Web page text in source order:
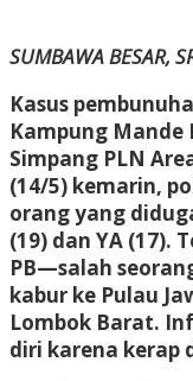
SUMBAWA BESAR,
Kasus
Kampung
Simpang PLN
(14/5) kemarin,
orang yang
(19) dan YA (17).
PB—salah
kabur ke Pulau
Lombok Barat.
diri karena kerap